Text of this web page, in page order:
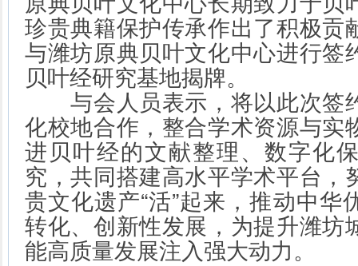
珍贵典籍保护传承作出了积极贡
与潍坊原典贝叶文化中心进行签
贝叶经研究基地揭牌。
与会人员表示，将以此次签
化校地合作，整合学术资源与实
进贝叶经的文献整理、数字化
究，共同搭建高水平学术平台，
贵文化遗产“活”起来，推动中华
转化、创新性发展，为提升潍坊
能高质量发展注入强大动力。